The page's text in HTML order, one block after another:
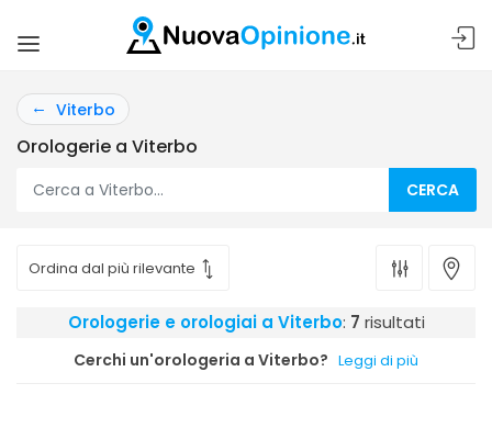
Viterbo
Orologerie a Viterbo
CERCA
Orologerie e orologiai a Viterbo: 7 risultati
Cerchi un'orologeria a Viterbo? Leggi di più